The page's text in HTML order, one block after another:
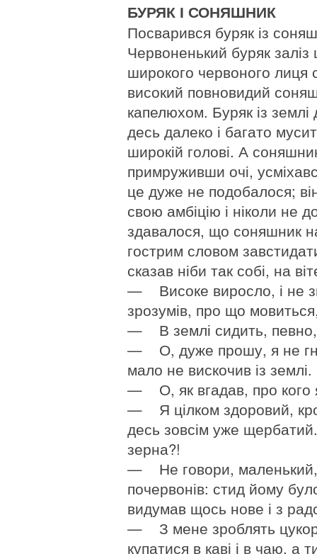
БУРЯК І СОНЯШНИК
Посварився буряк із
Червоненький буряк
широкого червоного лиця
високий повновидий
капелюхом. Буряк із
десь далеко і багато
широкій голові. А
примруживши очі,
це дуже не подобалося;
свою амбіцію і ніколи не
здавалося, що соняшник
гострим словом
сказав ніби так собі, на
— Високе виросло, і не
зрозумів, про що
— В землі сидить,
— О, дуже прошу, я не
мало не вискочив із землі.
— О, як вгадав, про кого
— Я цілком здоровий,
десь зовсім уже
зерна?!
— Не говори, маленький,
почервонів: стид йому
видумав щось нове і з
— З мене зроблять
купатися в каві і в чаю,